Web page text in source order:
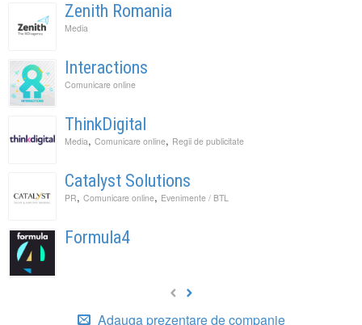
Zenith Romania
Media
Interactions
Comunicare online
ThinkDigital
Media, Comunicare online, Regii de publicitate
Catalyst Solutions
PR, Comunicare online, Evenimente / BTL
Formula4
Adauga prezentare de companie